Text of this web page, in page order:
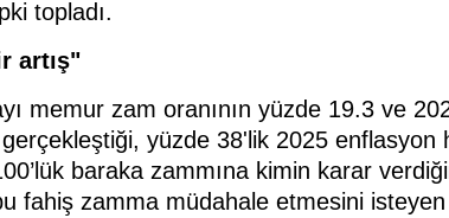
topladı.
artış"
memur zam oranının yüzde 19.3 ve
gerçekleştiği, yüzde 38'lik 2025
baraka zammına kimin karar
fahiş zamma müdahale etmesini